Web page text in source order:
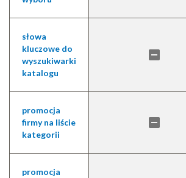
słowa
kluczowe do
wyszukiwarki
katalogu
promocja
firmy na liście
kategorii
promocja